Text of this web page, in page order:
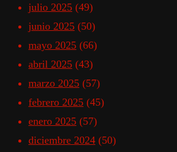
julio 2025 (49)
junio 2025 (50)
mayo 2025 (66)
abril 2025 (43)
marzo 2025 (57)
febrero 2025 (45)
enero 2025 (57)
diciembre 2024 (50)